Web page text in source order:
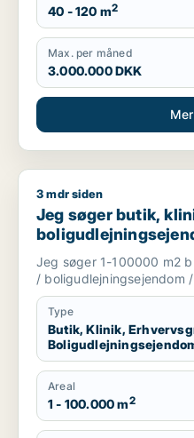
40 - 120 m2
Max. per måned
3.000.000 DKK
Jeg søger butik, klinik,
3 mdr siden
Jeg søger butik,
garage til salg i
Jeg søger 1-100000 m2
/ boligudlejningsejendom
Type
Butik, Klinik,
Areal
1 - 100.000 m2